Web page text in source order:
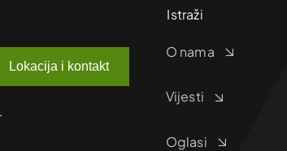
Lokacija i kontakt
Istraži
O nama
Vijesti
Oglasi